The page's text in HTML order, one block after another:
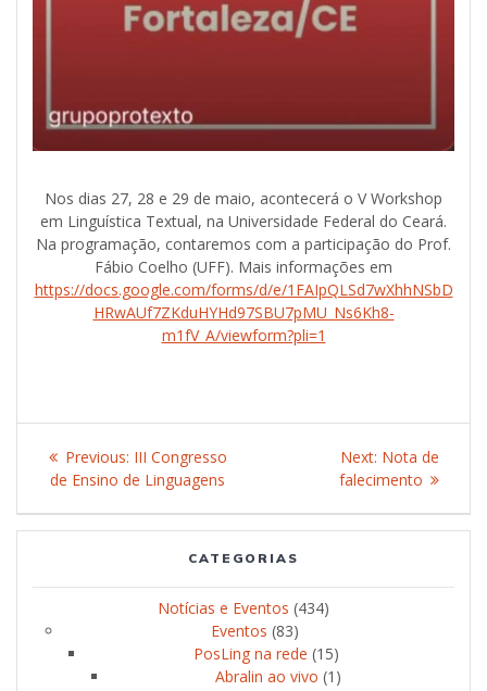
Nos dias 27, 28 e 29 de maio, acontecerá o V Workshop
em Linguística Textual, na Universidade Federal do Ceará.
Na programação, contaremos com a participação do Prof.
Fábio Coelho (UFF). Mais informações em
https://docs.google.com/forms/d/e/1FAIpQLSd7wXhhNSbD
HRwAUf7ZKduHYHd97SBU7pMU_Ns6Kh8-
m1fV_A/viewform?pli=1
Post
navigation
Previous: Previous
post:
III Congresso
de Ensino de Linguagens
Next: Next
post:
Nota de
falecimento
CATEGORIAS
Notícias e Eventos (434)
Eventos (83)
PosLing na rede (15)
Abralin ao vivo (1)